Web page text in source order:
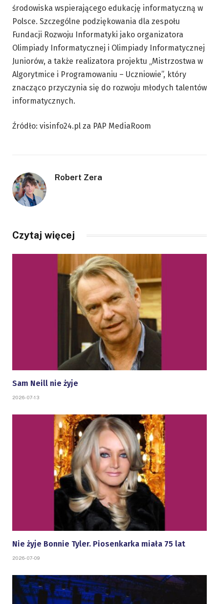
środowiska wspierającego edukację informatyczną w
Polsce. Szczególne podziękowania dla zespołu
Fundacji Rozwoju Informatyki jako organizatora
Olimpiady Informatycznej i Olimpiady Informatycznej
Juniorów, a także realizatora projektu „Mistrzostwa w
Algorytmice i Programowaniu – Uczniowie”, który
znacząco przyczynia się do rozwoju młodych talentów
informatycznych.
Źródło: visinfo24.pl za PAP MediaRoom
Robert Zera
Czytaj więcej
Sam Neill nie żyje
2026-07-13
Nie żyje Bonnie Tyler. Piosenkarka miała 75 lat
2026-07-09